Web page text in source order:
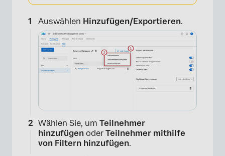
Auswählen Hinzufügen/Exportieren.
Wählen Sie, um Teilnehmer
hinzufügen oder Teilnehmer mithilfe
von Filtern hinzufügen.